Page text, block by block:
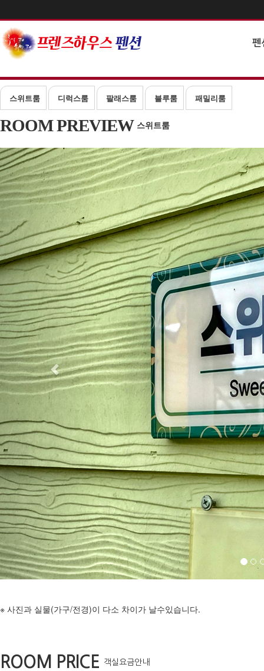
펜
스위트룸 디럭스룸 팔래스룸 블루룸 패밀리룸
ROOM PREVIEW 스위트룸
※ 사진과 실물(가구/전경)이 다소 차이가 날수있습니다.
ROOM PRICE 객실요금안내